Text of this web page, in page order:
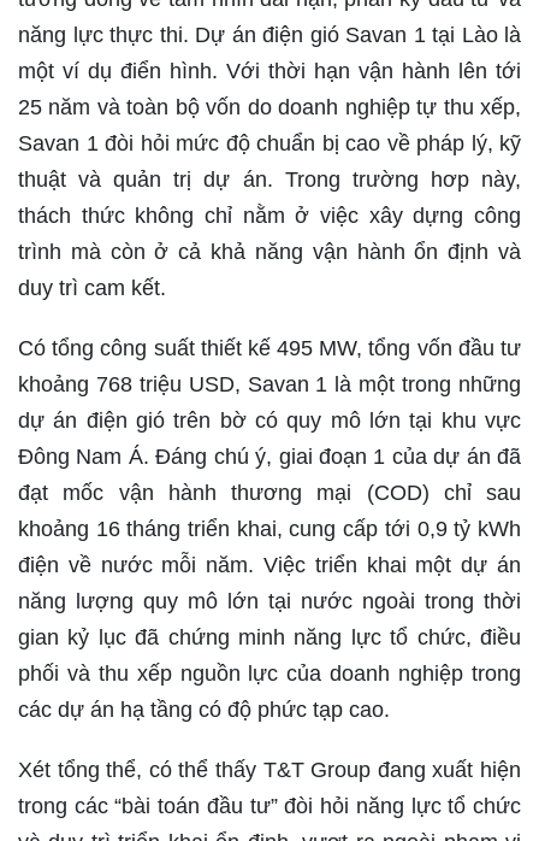
năng lực thực thi. Dự án điện gió Savan 1 tại Lào là
một ví dụ điển hình. Với thời hạn vận hành lên tới
25 năm và toàn bộ vốn do doanh nghiệp tự thu xếp,
Savan 1 đòi hỏi mức độ chuẩn bị cao về pháp lý, kỹ
thuật và quản trị dự án. Trong trường hơp này,
thách thức không chỉ nằm ở việc xây dựng công
trình mà còn ở cả khả năng vận hành ổn định và
duy trì cam kết.
Có tổng công suất thiết kế 495 MW, tổng vốn đầu tư
khoảng 768 triệu USD, Savan 1 là một trong những
dự án điện gió trên bờ có quy mô lớn tại khu vực
Đông Nam Á. Đáng chú ý, giai đoạn 1 của dự án đã
đạt mốc vận hành thương mại (COD) chỉ sau
khoảng 16 tháng triển khai, cung cấp tới 0,9 tỷ kWh
điện về nước mỗi năm. Việc triển khai một dự án
năng lượng quy mô lớn tại nước ngoài trong thời
gian kỷ lục đã chứng minh năng lực tổ chức, điều
phối và thu xếp nguồn lực của doanh nghiệp trong
các dự án hạ tầng có độ phức tạp cao.
Xét tổng thể, có thể thấy T&T Group đang xuất hiện
trong các “bài toán đầu tư” đòi hỏi năng lực tổ chức